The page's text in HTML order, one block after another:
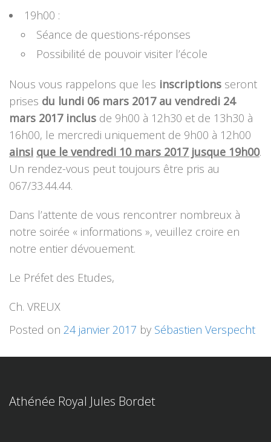
19h00 :
Séance de questions-réponses
Possibilité de pouvoir visiter l’école
Nous vous rappelons que les inscriptions seront
prises du lundi 06 mars 2017 au vendredi 24
mars 2017 inclus de 9h00 à 12h30 et de 13h30 à
16h00, le mercredi uniquement de 9h00 à 12h00
ainsi que le vendredi 10 mars 2017 jusque 19h00.
Un rendez-vous peut toujours être pris au
067/33.44.44.
Dans l’attente de vous rencontrer nombreux à
notre soirée « informations », veuillez croire en
notre entier dévouement.
Le Préfet des Etudes,
Ch. VREUX
Posted on 24 janvier 2017 by Sébastien Verspecht
Athénée Royal Jules Bordet